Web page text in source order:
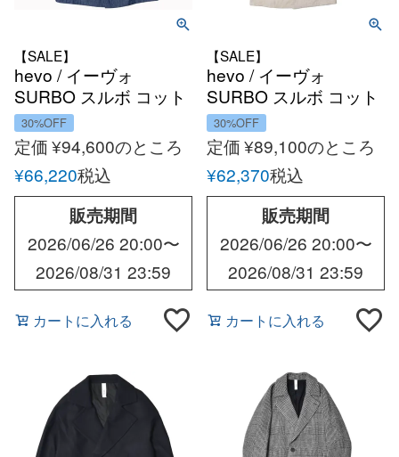
【SALE】
hevo / イーヴォ
SURBO スルボ コット
ンシャンブレー1Bセミ
ダブルコート
30%OFF
定価¥94,600のところ
¥66,220税込
販売期間
2026/06/26 20:00〜
2026/08/31 23:59
カートに入れる
【SALE】
hevo / イーヴォ
SURBO スルボ コット
ンナイロン1Bセミダブ
ルコート
30%OFF
定価¥89,100のところ
¥62,370税込
販売期間
2026/06/26 20:00〜
2026/08/31 23:59
カートに入れる